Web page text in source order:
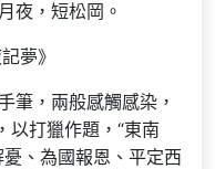
夜，短松岡。
夢》
筆，兩般感觸感染，
以打獵作題，“東南
、為國報恩、平定西